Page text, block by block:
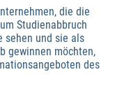
die die
Studienabbruch
sehen und sie als
gewinnen möchten,
des